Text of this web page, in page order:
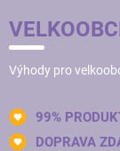
Výhody pro
99%
DOPRAVA